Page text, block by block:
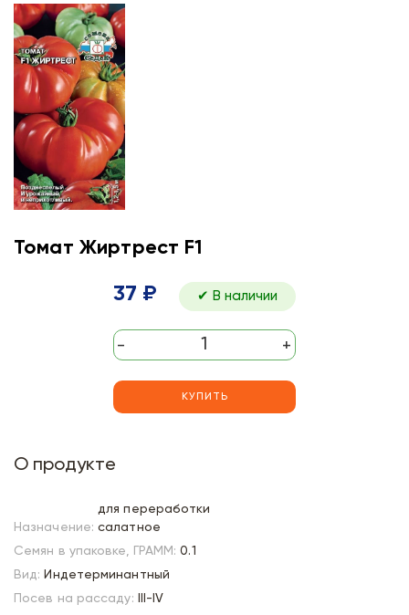
Томат Жиртрест F1
37 ₽ ✔ В наличии
- +
КУПИТЬ
О продукте
Назначение:
для переработки
салатное
Семян в упаковке, ГРАММ: 0.1
Вид: Индетерминантный
Посев на рассаду:
III-IV